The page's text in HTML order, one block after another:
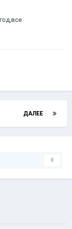
ДАЛЕЕ
0